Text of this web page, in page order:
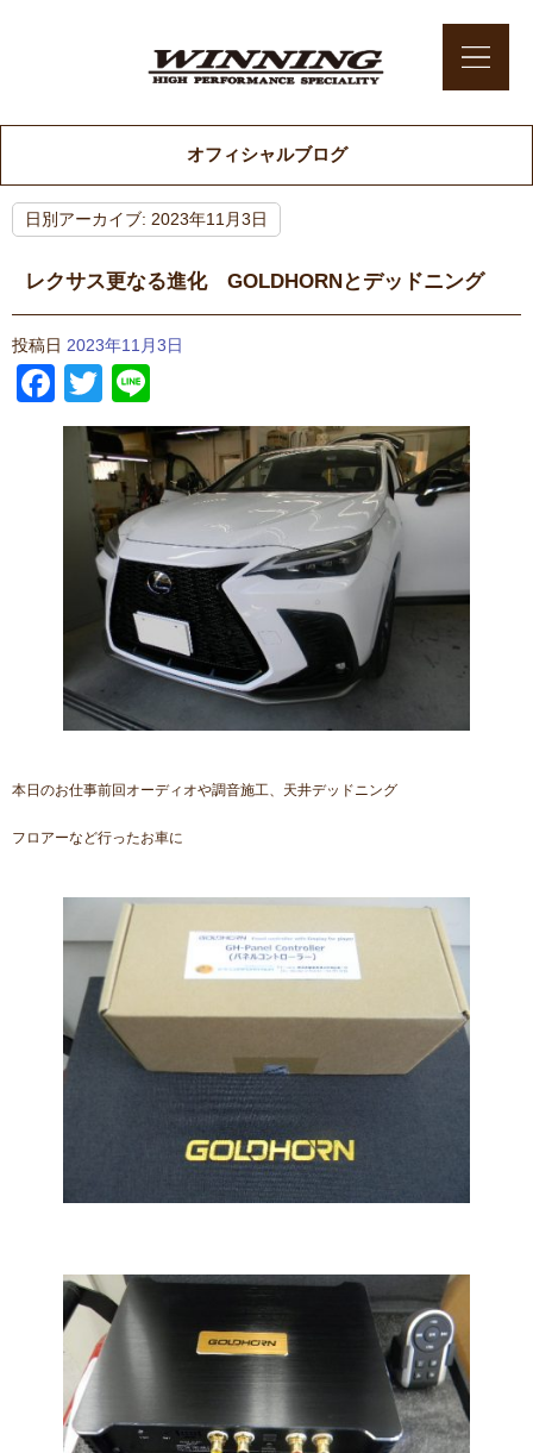
オフィシャルブログ
日別アーカイブ: 2023年11月3日
レクサス更なる進化 GOLDHORNとデッドニング
投稿日 2023年11月3日
Facebook
Twitter
本日のお仕事前回オーディオや調音施工、天井デッドニング
フロアーなど行ったお車に